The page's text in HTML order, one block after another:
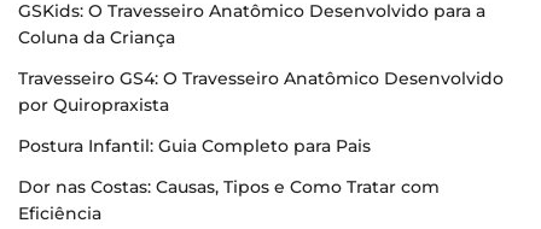
GSKids: O Travesseiro Anatômico Desenvolvido para a
Coluna da Criança
Travesseiro GS4: O Travesseiro Anatômico Desenvolvido
por Quiropraxista
Postura Infantil: Guia Completo para Pais
Dor nas Costas: Causas, Tipos e Como Tratar com
Eficiência